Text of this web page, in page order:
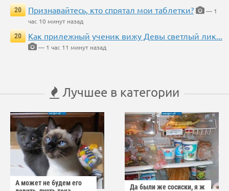
20
Признавайтесь, кто спрятал мои таблетки?
— 1
час 10 минут назад
20
Как прилежный ученик вижу Девы светлый лик...
— 1 час 11 минут назад
Лучшее в категории
А может не будем его
Да были же сосиски, я ж